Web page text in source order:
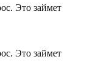
Это займет
Это займет